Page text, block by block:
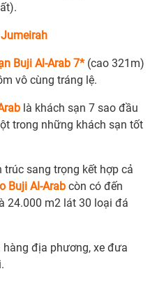
Buji Al-Arab 7*(cao 321m)
vô cùng tráng lệ.
là khách sạn 7 sao đầu
trong những khách sạn tốt
sang trọng kết hợp cả
Buji Al-Arab còn có đến
24.000 m2 lát 30 loại đá
địa phương, xe đưa